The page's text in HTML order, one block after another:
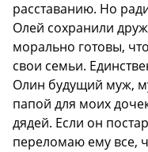
расставанию. Но
Олей сохранили
морально готовы,
свои семьи.
Олин будущий муж,
папой для моих
дядей. Если он
переломаю ему все,